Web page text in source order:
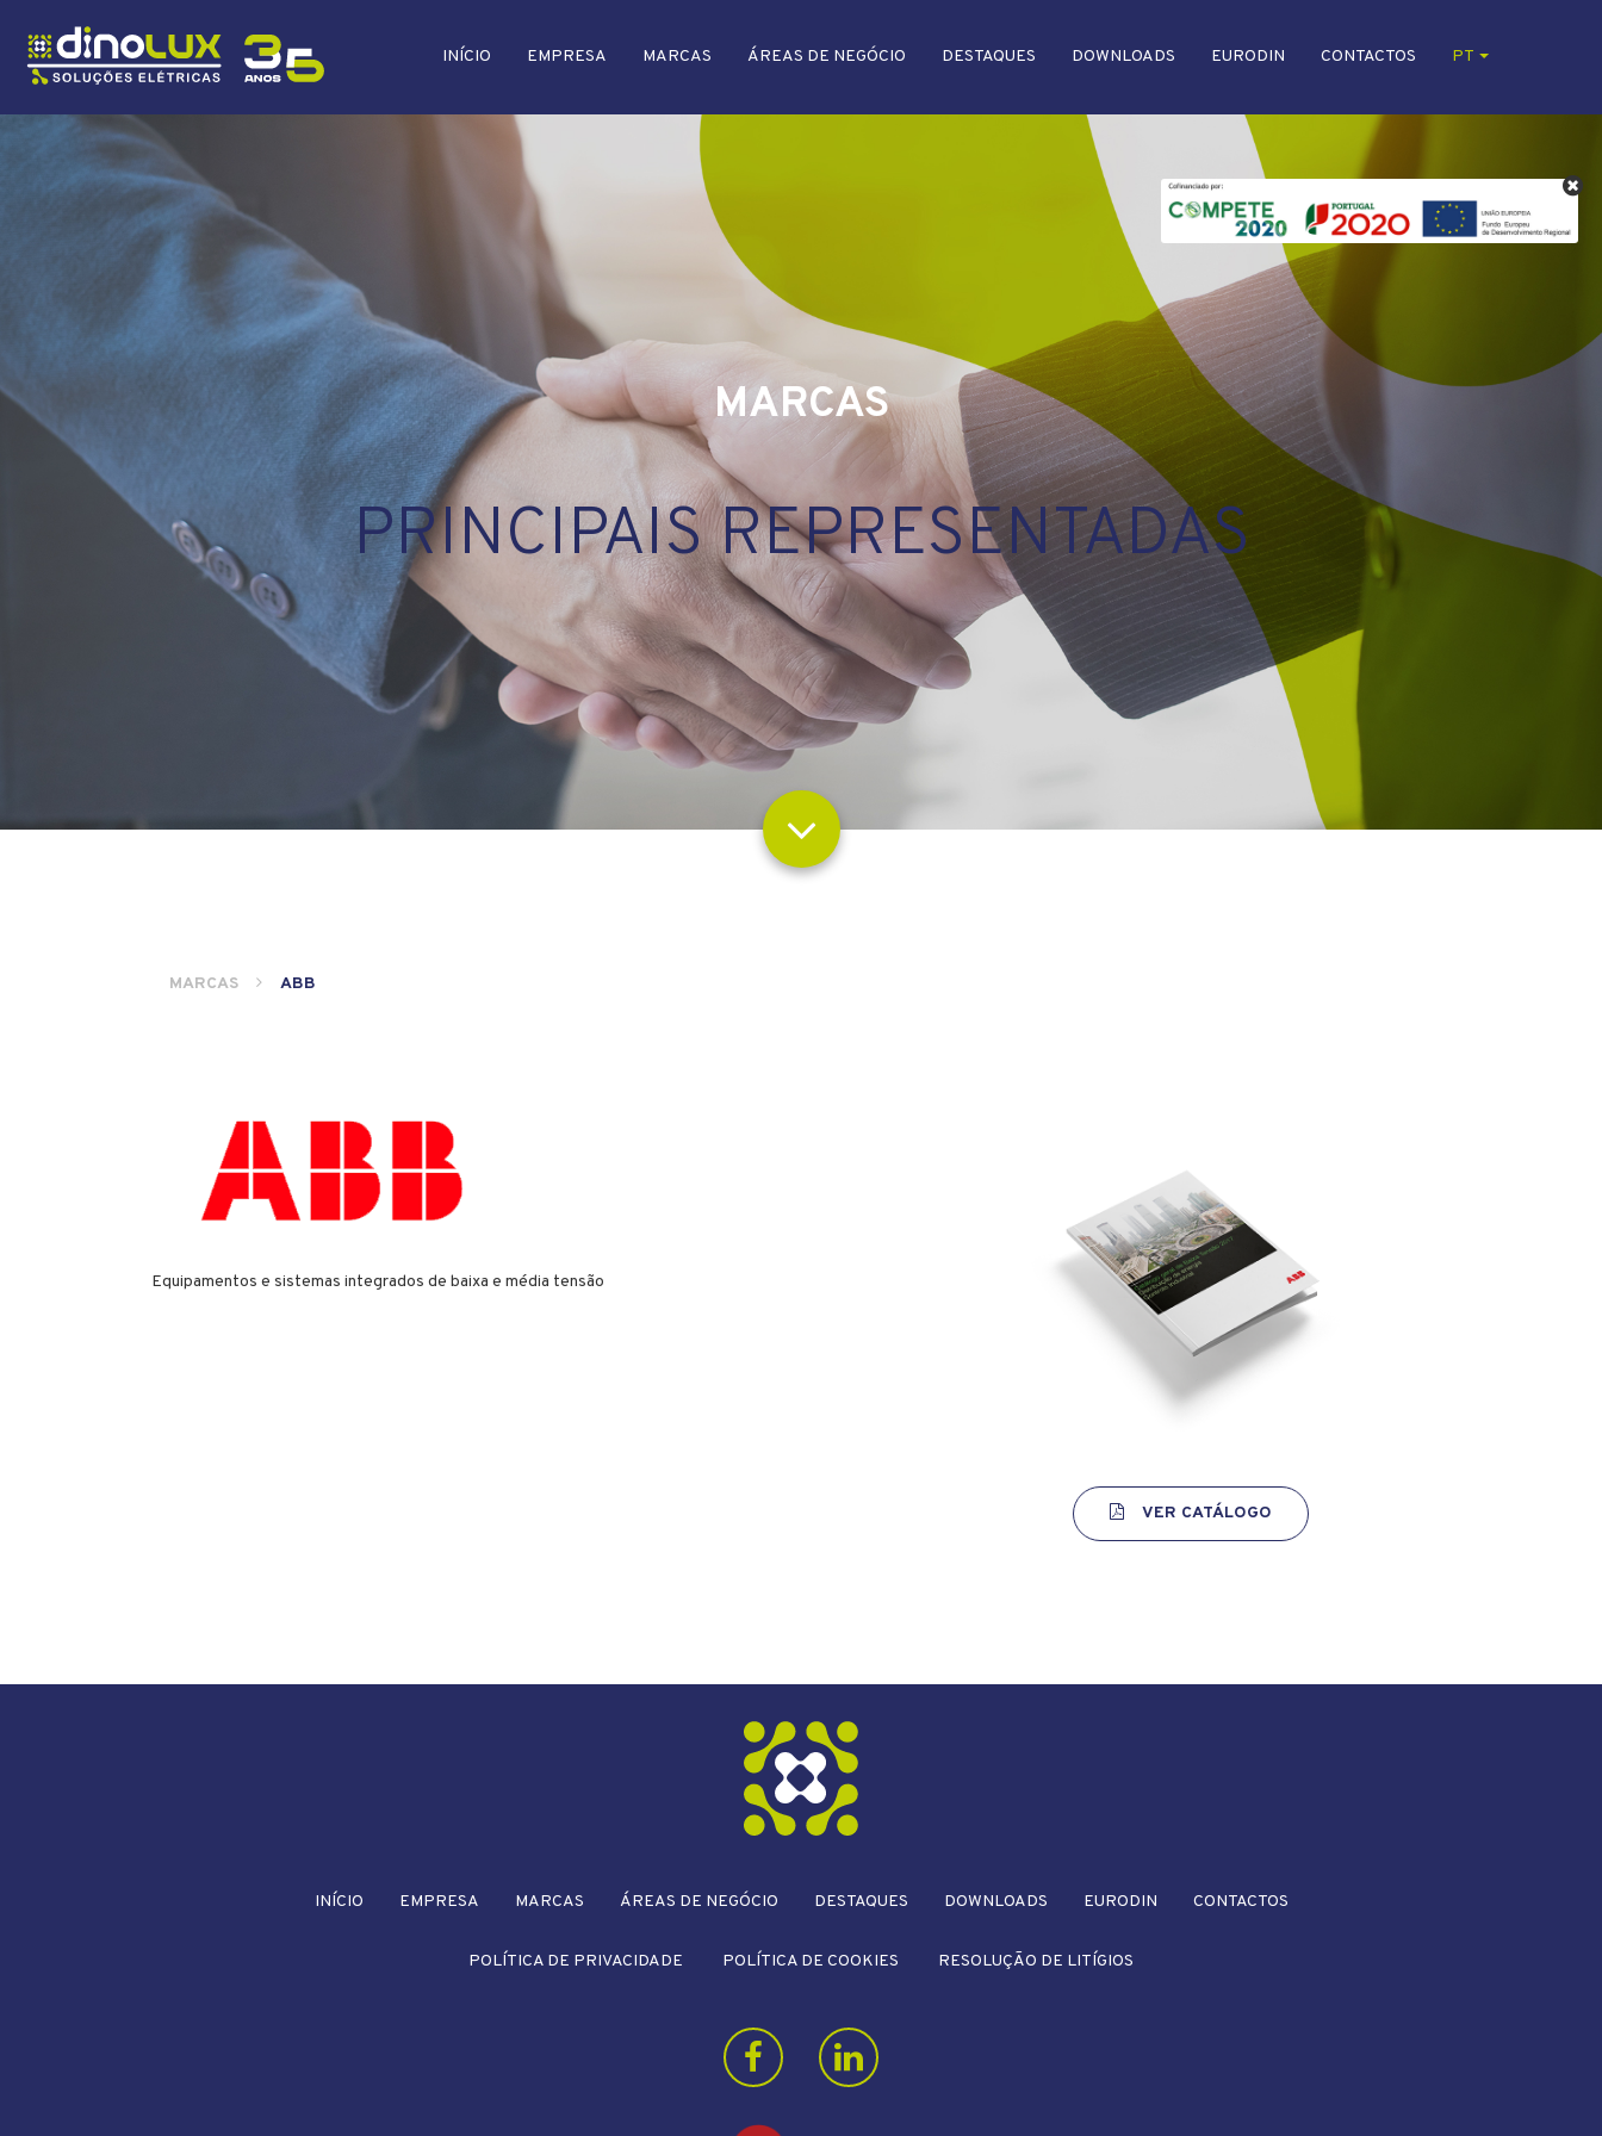
INÍCIO EMPRESA MARCAS ÁREAS DE NEGÓCIO DESTAQUES DOWNLOADS EURODIN CONTACTOS PT
MARCAS
PRINCIPAIS REPRESENTADAS
MARCAS ABB
Equipamentos e sistemas integrados de baixa e média tensão
VER CATÁLOGO
INÍCIO EMPRESA MARCAS ÁREAS DE NEGÓCIO DESTAQUES DOWNLOADS EURODIN CONTACTOS
POLÍTICA DE PRIVACIDADE POLÍTICA DE COOKIES RESOLUÇÃO DE LITÍGIOS